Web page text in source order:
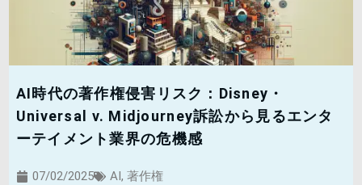
AI時代の著作権侵害リスク：Disney・
Universal v. Midjourney訴訟から見るエンタ
ーテイメント業界の危機感
07/02/2025 AI, 著作権